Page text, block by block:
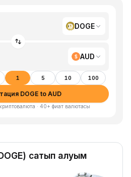
DOGE
AUD
1 5 10 100
DOGE to AUD
· 40+ фиат валютасы
сатып алуым